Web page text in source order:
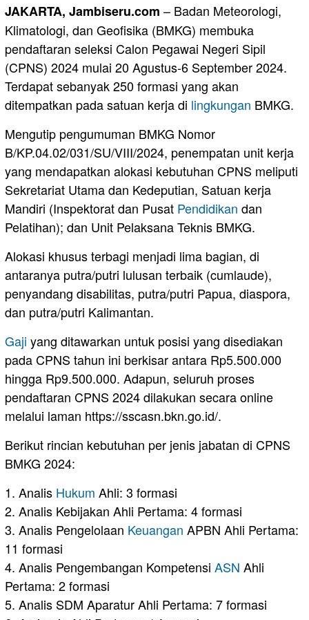
JAKARTA, Jambiseru.com – Badan Meteorologi,
Klimatologi, dan Geofisika (BMKG) membuka
pendaftaran seleksi Calon Pegawai Negeri Sipil
(CPNS) 2024 mulai 20 Agustus-6 September 2024.
Terdapat sebanyak 250 formasi yang akan
ditempatkan pada satuan kerja di lingkungan BMKG.
Mengutip pengumuman BMKG Nomor
B/KP.04.02/031/SU/VIII/2024, penempatan unit kerja
yang mendapatkan alokasi kebutuhan CPNS meliputi
Sekretariat Utama dan Kedeputian, Satuan kerja
Mandiri (Inspektorat dan Pusat Pendidikan dan
Pelatihan); dan Unit Pelaksana Teknis BMKG.
Alokasi khusus terbagi menjadi lima bagian, di
antaranya putra/putri lulusan terbaik (cumlaude),
penyandang disabilitas, putra/putri Papua, diaspora,
dan putra/putri Kalimantan.
Gaji yang ditawarkan untuk posisi yang disediakan
pada CPNS tahun ini berkisar antara Rp5.500.000
hingga Rp9.500.000. Adapun, seluruh proses
pendaftaran CPNS 2024 dilakukan secara online
melalui laman https://sscasn.bkn.go.id/.
Berikut rincian kebutuhan per jenis jabatan di CPNS
BMKG 2024:
1. Analis Hukum Ahli: 3 formasi
2. Analis Kebijakan Ahli Pertama: 4 formasi
3. Analis Pengelolaan Keuangan APBN Ahli Pertama:
11 formasi
4. Analis Pengembangan Kompetensi ASN Ahli
Pertama: 2 formasi
5. Analis SDM Aparatur Ahli Pertama: 7 formasi